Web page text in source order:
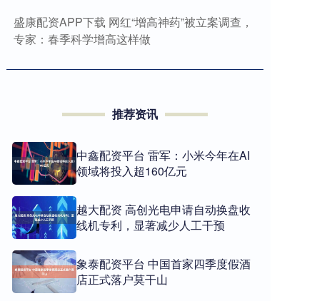
盛康配资APP下载 网红“增高神药”被立案调查，
专家：春季科学增高这样做
推荐资讯
中鑫配资平台 雷军：小米今年在AI
领域将投入超160亿元
越大配资 高创光电申请自动换盘收
线机专利，显著减少人工干预
象泰配资平台 中国首家四季度假酒
店正式落户莫干山